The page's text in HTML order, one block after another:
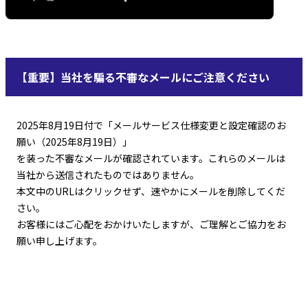
【重要】当社を騙る不審なメールにご注意ください
2025年8月19日付で「メールサービス仕様変更と設定確認のお
願い（2025年8月19日）」
を装った不審なメールが確認されています。これらのメールは
当社から送信されたものではありません。
本文中のURLはクリックせず、速やかにメールを削除してくだ
さい。
お客様にはご心配をおかけいたしますが、ご理解とご協力をお
願い申し上げます。